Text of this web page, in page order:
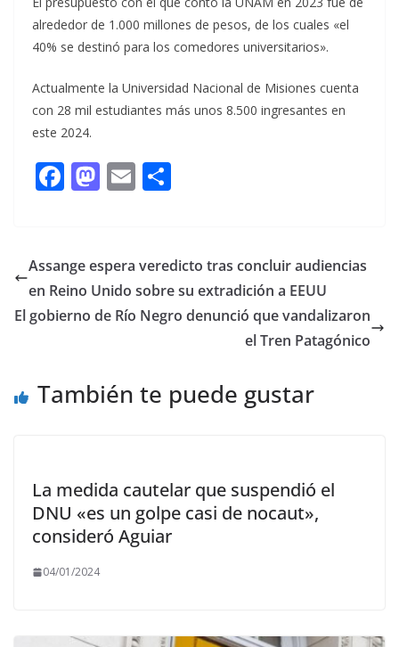
alrededor de 1.000 millones de pesos, de los cuales «el
40% se destinó para los comedores universitarios».
Actualmente la Universidad Nacional de Misiones cuenta
con 28 mil estudiantes más unos 8.500 ingresantes en
este 2024.
F
b
o
o
M
d
o
n
E
l p
ar
ti
Assange espera veredicto tras concluir audiencias
en Reino Unido sobre su extradición a EEUU
El gobierno de Río Negro denunció que vandalizaron
el Tren Patagónico
También te puede gustar
La medida cautelar que suspendió el
DNU «es un golpe casi de nocaut»,
consideró Aguiar
04/01/2024